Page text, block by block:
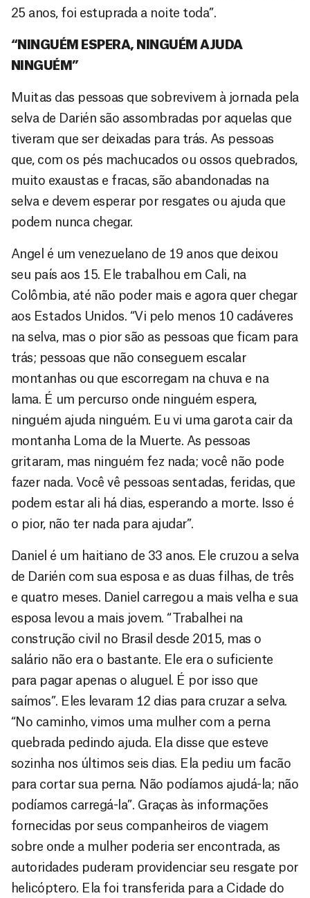
25 anos, foi estuprada a noite toda”.
“NINGUÉM ESPERA, NINGUÉM AJUDA
NINGUÉM”
Muitas das pessoas que sobrevivem à jornada pela
selva de Darién são assombradas por aquelas que
tiveram que ser deixadas para trás. As pessoas
que, com os pés machucados ou ossos quebrados,
muito exaustas e fracas, são abandonadas na
selva e devem esperar por resgates ou ajuda que
podem nunca chegar.
Angel é um venezuelano de 19 anos que deixou
seu país aos 15. Ele trabalhou em Cali, na
Colômbia, até não poder mais e agora quer chegar
aos Estados Unidos. “Vi pelo menos 10 cadáveres
na selva, mas o pior são as pessoas que ficam para
trás; pessoas que não conseguem escalar
montanhas ou que escorregam na chuva e na
lama. É um percurso onde ninguém espera,
ninguém ajuda ninguém. Eu vi uma garota cair da
montanha Loma de la Muerte. As pessoas
gritaram, mas ninguém fez nada; você não pode
fazer nada. Você vê pessoas sentadas, feridas, que
podem estar ali há dias, esperando a morte. Isso é
o pior, não ter nada para ajudar”.
Daniel é um haitiano de 33 anos. Ele cruzou a selva
de Darién com sua esposa e as duas filhas, de três
e quatro meses. Daniel carregou a mais velha e sua
esposa levou a mais jovem. “Trabalhei na
construção civil no Brasil desde 2015, mas o
salário não era o bastante. Ele era o suficiente
para pagar apenas o aluguel. É por isso que
saímos”. Eles levaram 12 dias para cruzar a selva.
“No caminho, vimos uma mulher com a perna
quebrada pedindo ajuda. Ela disse que esteve
sozinha nos últimos seis dias. Ela pediu um facão
para cortar sua perna. Não podíamos ajudá-la; não
podíamos carregá-la”. Graças às informações
fornecidas por seus companheiros de viagem
sobre onde a mulher poderia ser encontrada, as
autoridades puderam providenciar seu resgate por
helicóptero. Ela foi transferida para a Cidade do